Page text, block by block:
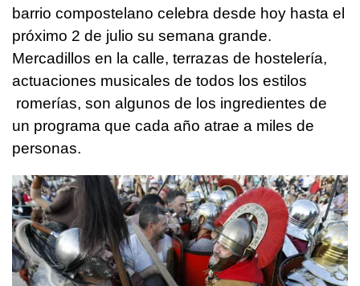
barrio compostelano celebra desde hoy hasta el
próximo 2 de julio su semana grande.
Mercadillos en la calle, terrazas de hostelería,
actuaciones musicales de todos los estilos
romerías, son algunos de los ingredientes de
un programa que cada año atrae a miles de
personas.